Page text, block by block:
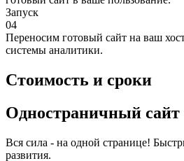
Запуск
04
Переносим готовый сайт на ваш
системы аналитики.
Стоимость и сроки
Одностраничный сайт
Вся сила - на одной странице!
развития.